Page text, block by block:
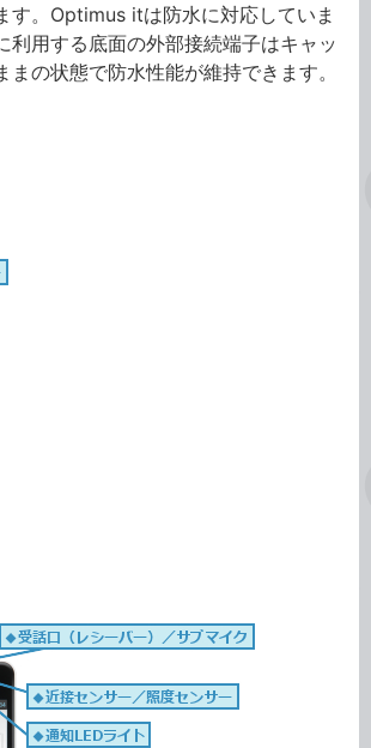
す。Optimus itは防水に対応していま
利用する底面の外部接続端子はキャッ
まの状態で防水性能が維持できます。